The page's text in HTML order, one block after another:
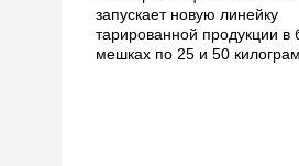
запускает новую линейку
тарированной продукции в
мешках по 25 и 50